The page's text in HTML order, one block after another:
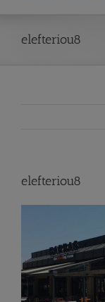
elefteriou8
elefteriou8